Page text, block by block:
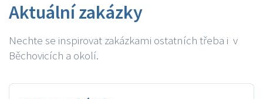
Aktuální zakázky
Nechte se inspirovat zakázkami ostatních třeba i v
Běchovicích a okolí.